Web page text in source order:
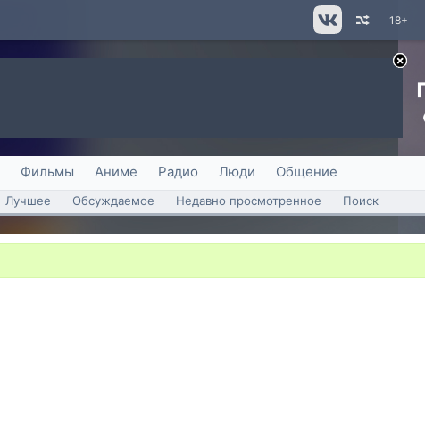
18+
Фильмы Аниме Радио Люди Общение
Лучшее Обсуждаемое Недавно просмотренное Поиск